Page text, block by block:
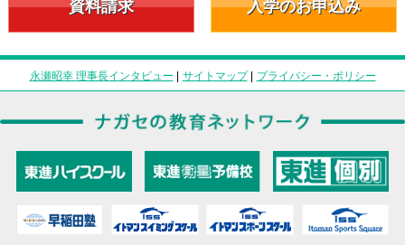
資料請求 入学のお申込み
永瀬昭幸 理事長インタビュー | サイトマップ| プライバシー・ポリシー